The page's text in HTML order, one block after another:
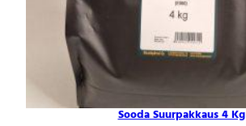
Sooda Suurpakkaus 4 Kg